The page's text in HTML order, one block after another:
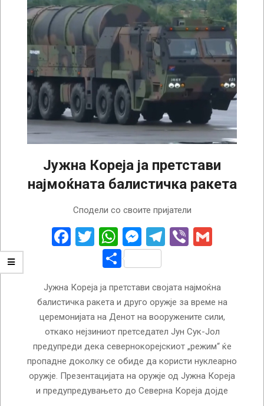
Јужна Кореја ја претстави
најмоќната балистичка ракета
Сподели со своите пријатели
Facebook
Twitter
WhatsApp
Messenger
Telegram
Viber
Share
Јужна Кореја ја претстави својата најмоќна
балистичка ракета и друго оружје за време на
церемонијата на Денот на вооружените сили,
откако нејзиниот претседател Јун Сук-Јол
предупреди дека севернокорејскиот „режим“ ќе
пропадне доколку се обиде да користи нуклеарно
оружје. Презентацијата на оружје од Јужна Кореја
и предупредувањето до Северна Кореја дојде